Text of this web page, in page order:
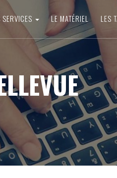
LE MATÉRIEL LES